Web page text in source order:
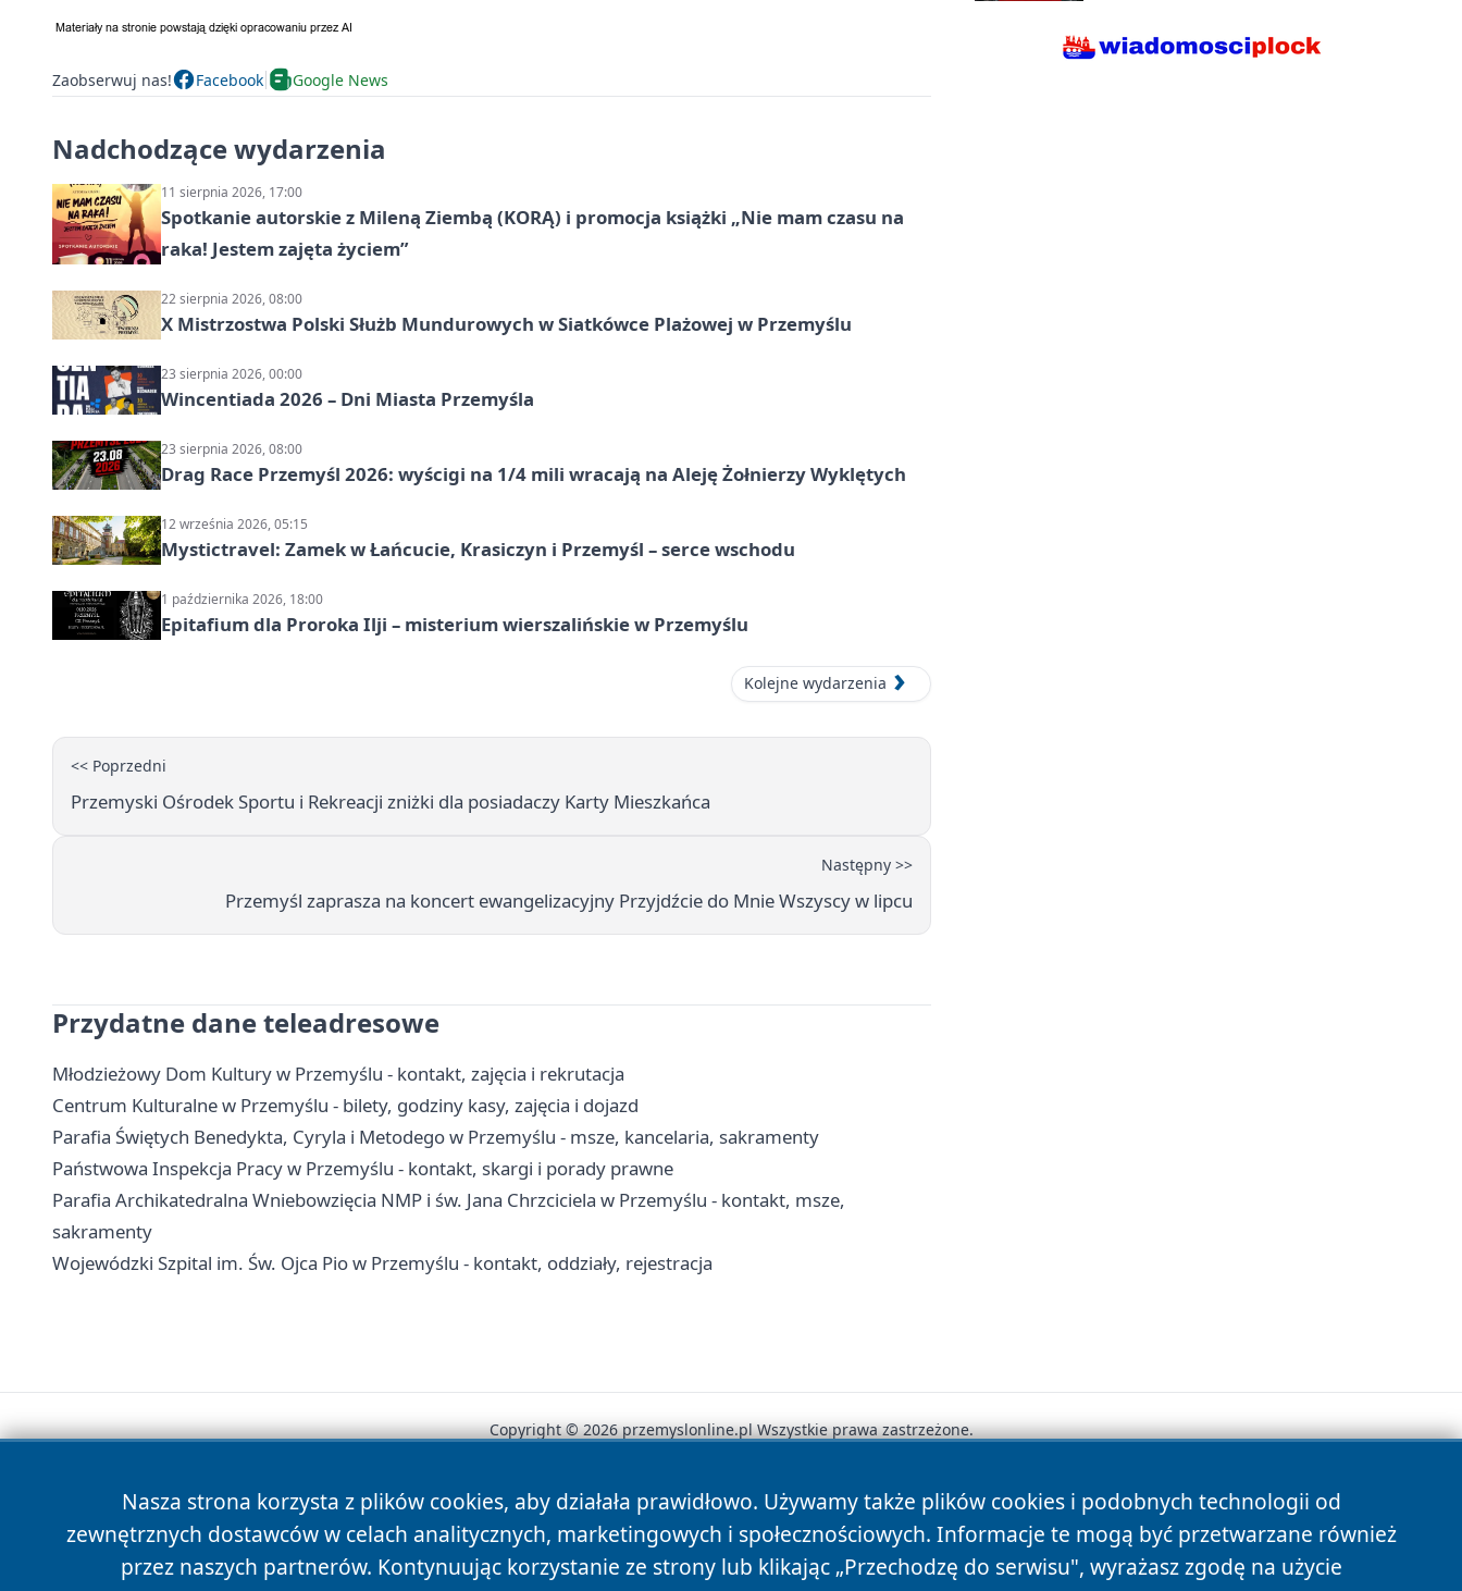
Zaobserwuj nas! Facebook Google News
Nadchodzące wydarzenia
11 sierpnia 2026, 17:00
Spotkanie autorskie z Mileną Ziembą (KORĄ) i promocja książki „Nie mam czasu na
raka! Jestem zajęta życiem”
22 sierpnia 2026, 08:00
X Mistrzostwa Polski Służb Mundurowych w Siatkówce Plażowej w Przemyślu
23 sierpnia 2026, 00:00
Wincentiada 2026 – Dni Miasta Przemyśla
23 sierpnia 2026, 08:00
Drag Race Przemyśl 2026: wyścigi na 1/4 mili wracają na Aleję Żołnierzy Wyklętych
12 września 2026, 05:15
Mystictravel: Zamek w Łańcucie, Krasiczyn i Przemyśl – serce wschodu
1 października 2026, 18:00
Epitafium dla Proroka Ilji – misterium wierszalińskie w Przemyślu
Kolejne wydarzenia
<< Poprzedni
Przemyski Ośrodek Sportu i Rekreacji zniżki dla posiadaczy Karty Mieszkańca
Następny >>
Przemyśl zaprasza na koncert ewangelizacyjny Przyjdźcie do Mnie Wszyscy w lipcu
Przydatne dane teleadresowe
Młodzieżowy Dom Kultury w Przemyślu - kontakt, zajęcia i rekrutacja
Centrum Kulturalne w Przemyślu - bilety, godziny kasy, zajęcia i dojazd
Parafia Świętych Benedykta, Cyryla i Metodego w Przemyślu - msze, kancelaria, sakramenty
Państwowa Inspekcja Pracy w Przemyślu - kontakt, skargi i porady prawne
Parafia Archikatedralna Wniebowzięcia NMP i św. Jana Chrzciciela w Przemyślu - kontakt, msze,
sakramenty
Wojewódzki Szpital im. Św. Ojca Pio w Przemyślu - kontakt, oddziały, rejestracja
Nasza strona korzysta z plików cookies, aby działała prawidłowo. Używamy także plików cookies i podobnych technologii od
zewnętrznych dostawców w celach analitycznych, marketingowych i społecznościowych. Informacje te mogą być przetwarzane również
przez naszych partnerów. Kontynuując korzystanie ze strony lub klikając „Przechodzę do serwisu", wyrażasz zgodę na użycie
Copyright © 2026 przemyslonline.pl Wszystkie prawa zastrzeżone.
News Autorzy Polityka Prywatności Polityka Cookies